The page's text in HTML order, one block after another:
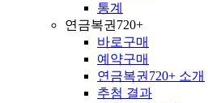
통계
연금복권720+
바로구매
예약구매
연금복권720+ 소개
추첨 결과